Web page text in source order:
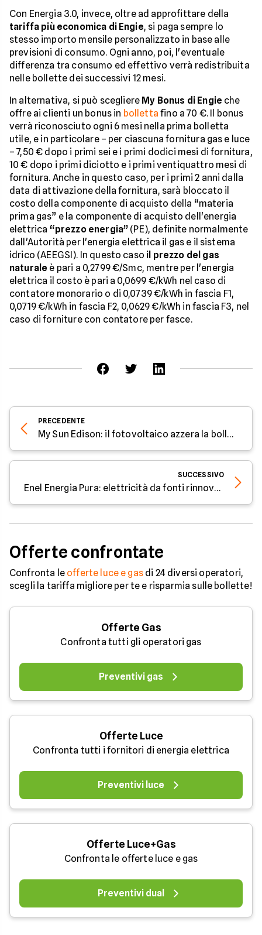
Con Energia 3.0, invece, oltre ad approfittare della
tariffa più economica di Engie, si paga sempre lo
stesso importo mensile personalizzato in base alle
previsioni di consumo. Ogni anno, poi, l'eventuale
differenza tra consumo ed effettivo verrà redistribuita
nelle bollette dei successivi 12 mesi.
In alternativa, si può scegliere My Bonus di Engie che
offre ai clienti un bonus in bolletta fino a 70 €. Il bonus
verrà riconosciuto ogni 6 mesi nella prima bolletta
utile, e in particolare – per ciascuna fornitura gas e luce
– 7,50 € dopo i primi sei e i primi dodici mesi di fornitura,
10 € dopo i primi diciotto e i primi ventiquattro mesi di
fornitura. Anche in questo caso, per i primi 2 anni dalla
data di attivazione della fornitura, sarà bloccato il
costo della componente di acquisto della “materia
prima gas” e la componente di acquisto dell'energia
elettrica “prezzo energia” (PE), definite normalmente
dall'Autorità per l'energia elettrica il gas e il sistema
idrico (AEEGSI). In questo caso il prezzo del gas
naturale è pari a 0,2799 €/Smc, mentre per l'energia
elettrica il costo è pari a 0,0699 €/kWh nel caso di
contatore monorario o di 0,0739 €/kWh in fascia F1,
0,0719 €/kWh in fascia F2, 0,0629 €/kWh in fascia F3, nel
caso di forniture con contatore per fasce.
PRECEDENTE
My Sun Edison: il fotovoltaico azzera la bolletta
SUCCESSIVO
Enel Energia Pura: elettricità da fonti rinnovabili
Offerte confrontate
Confronta le offerte luce e gasdi 24 diversi operatori,
scegli la tariffa migliore per te e risparmia sulle bollette!
Offerte Gas
Confronta tutti gli operatori gas
Preventivi gas
Offerte Luce
Confronta tutti i fornitori di energia elettrica
Preventivi luce
Offerte Luce+Gas
Confronta le offerte luce e gas
Preventivi dual